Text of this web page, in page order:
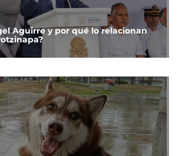
Aguirre y por qué lo relacionan